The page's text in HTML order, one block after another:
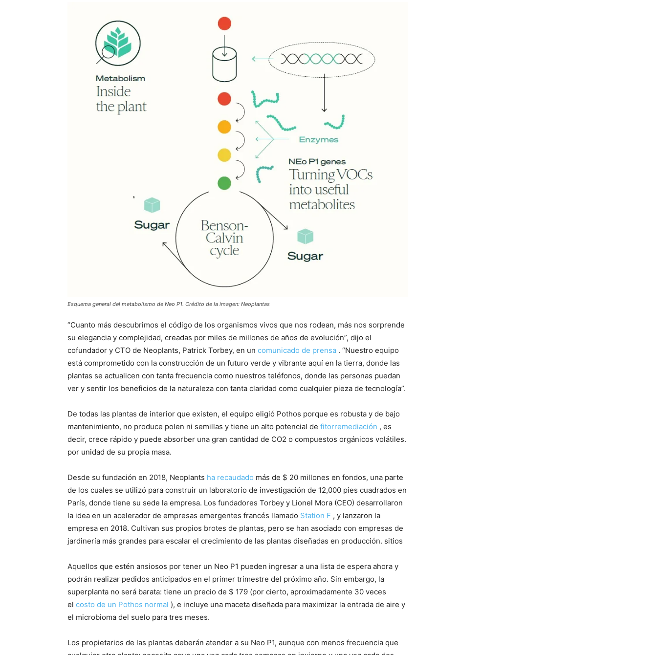
Esquema general del metabolismo de Neo P1. Crédito de la imagen: Neoplantas
“Cuanto más descubrimos el código de los organismos vivos que nos rodean, más nos sorprende
su elegancia y complejidad, creadas por miles de millones de años de evolución”, dijo el
cofundador y CTO de Neoplants, Patrick Torbey, en un comunicado de prensa . “Nuestro equipo
está comprometido con la construcción de un futuro verde y vibrante aquí en la tierra, donde las
plantas se actualicen con tanta frecuencia como nuestros teléfonos, donde las personas puedan
ver y sentir los beneficios de la naturaleza con tanta claridad como cualquier pieza de tecnología”.
De todas las plantas de interior que existen, el equipo eligió Pothos porque es robusta y de bajo
mantenimiento, no produce polen ni semillas y tiene un alto potencial de fitorremediación , es
decir, crece rápido y puede absorber una gran cantidad de CO2 o compuestos orgánicos volátiles.
por unidad de su propia masa.
Desde su fundación en 2018, Neoplants ha recaudado más de $ 20 millones en fondos, una parte
de los cuales se utilizó para construir un laboratorio de investigación de 12,000 pies cuadrados en
París, donde tiene su sede la empresa. Los fundadores Torbey y Lionel Mora (CEO) desarrollaron
la idea en un acelerador de empresas emergentes francés llamado Station F , y lanzaron la
empresa en 2018. Cultivan sus propios brotes de plantas, pero se han asociado con empresas de
jardinería más grandes para escalar el crecimiento de las plantas diseñadas en producción. sitios
Aquellos que estén ansiosos por tener un Neo P1 pueden ingresar a una lista de espera ahora y
podrán realizar pedidos anticipados en el primer trimestre del próximo año. Sin embargo, la
superplanta no será barata: tiene un precio de $ 179 (por cierto, aproximadamente 30 veces
el costo de un Pothos normal ), e incluye una maceta diseñada para maximizar la entrada de aire y
el microbioma del suelo para tres meses.
Los propietarios de las plantas deberán atender a su Neo P1, aunque con menos frecuencia que